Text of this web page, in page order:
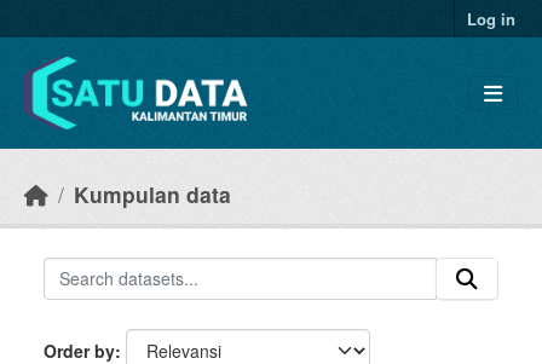
Log in
Kumpulan data
Order by